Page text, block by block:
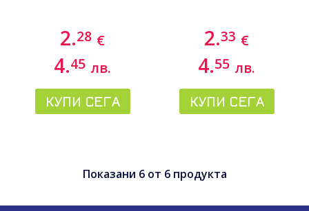
2.28 €
4.45 лв.
КУПИ СЕГА
2.33 €
4.55 лв.
КУПИ СЕГА
Показани 6от 6продукта